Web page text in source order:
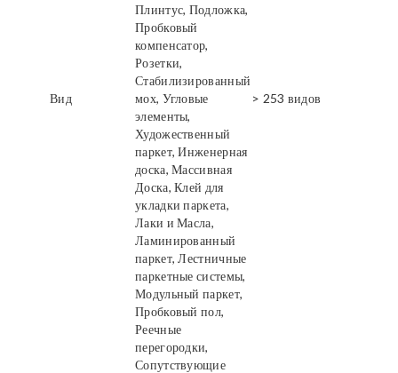
Вид
Плинтус, Подложка,
Пробковый
компенсатор,
Розетки,
Стабилизированный
мох, Угловые
элементы,
Художественный
паркет, Инженерная
доска, Массивная
Доска, Клей для
укладки паркета,
Лаки и Масла,
Ламинированный
паркет, Лестничные
паркетные системы,
Модульный паркет,
Пробковый пол,
Реечные
перегородки,
Сопутствующие
> 253 видов